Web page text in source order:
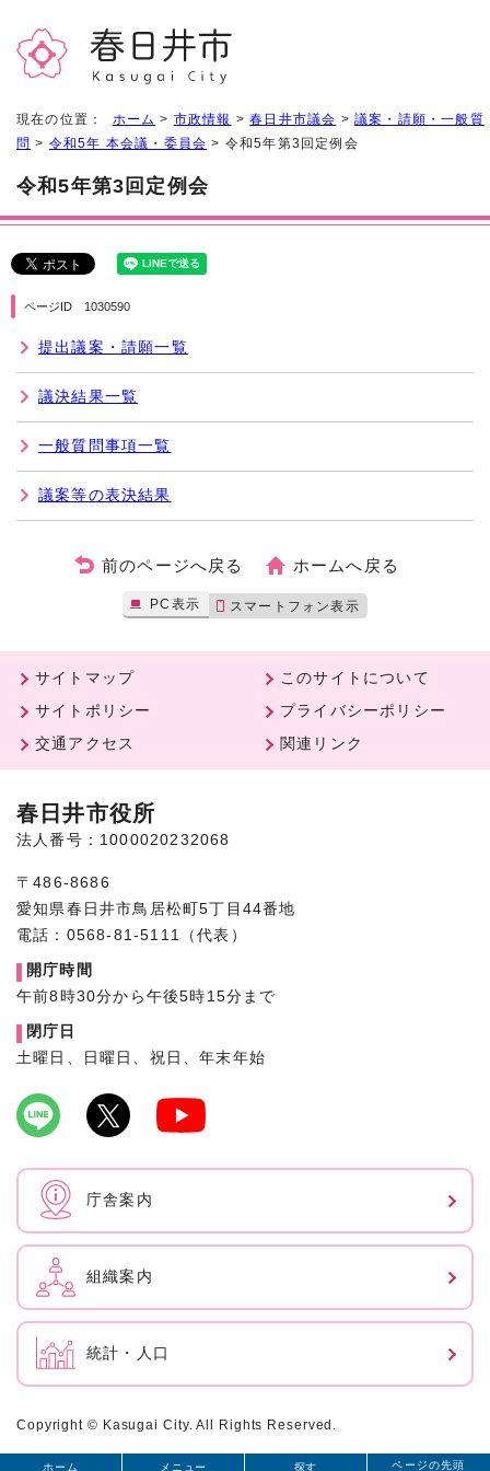
現在の位置： ホーム > 市政情報 >春日井市議会 >議案・請願・一般質
問 > 令和5年 本会議・委員会 > 令和5年第3回定例会
令和5年第3回定例会
ページID 1030590
提出議案・請願一覧
議決結果一覧
一般質問事項一覧
議案等の表決結果
前のページへ戻る ホームへ戻る
PC表示 スマートフォン表示
メニュー
ホーム 探す ページの先頭
サイトマップ
このサイトについて
サイトポリシー
プライバシーポリシー
交通アクセス
関連リンク
春日井市役所
法人番号：1000020232068
〒486-8686
愛知県春日井市鳥居松町5丁目44番地
電話：0568-81-5111（代表）
開庁時間
午前8時30分から午後5時15分まで
閉庁日
土曜日、日曜日、祝日、年末年始
庁舎案内
組織案内
統計・人口
Copyright © Kasugai City. All Rights Reserved.